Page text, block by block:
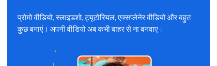
प्रोमो वीडियो, स्लाइडशो, ट्यूटोरियल, एक्सप्लेनेर वीडियो और बहुत
कुछ बनाएं। अपनी वीडियो अब कभी बाहर से ना बनवाए।